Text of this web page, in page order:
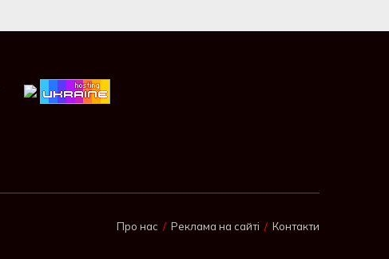
Про нас Реклама на сайті Контакти